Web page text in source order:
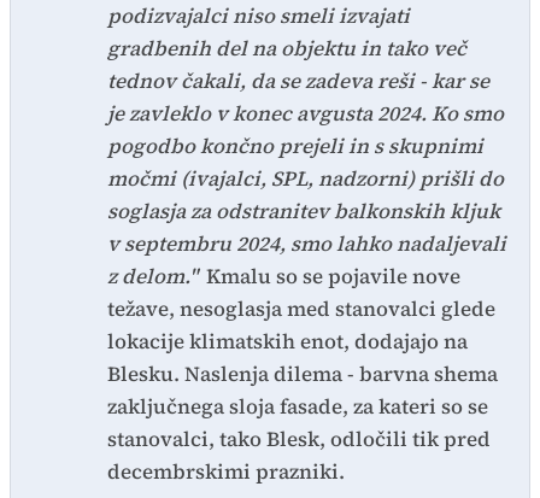
podizvajalci niso smeli izvajati
gradbenih del na objektu in tako več
tednov čakali, da se zadeva reši - kar se
je zavleklo v konec avgusta 2024. Ko smo
pogodbo končno prejeli in s skupnimi
močmi (ivajalci, SPL, nadzorni) prišli do
soglasja za odstranitev balkonskih kljuk
v septembru 2024, smo lahko nadaljevali
z delom." Kmalu so se pojavile nove
težave, nesoglasja med stanovalci glede
lokacije klimatskih enot, dodajajo na
Blesku. Naslenja dilema - barvna shema
zaključnega sloja fasade, za kateri so se
stanovalci, tako Blesk, odločili tik pred
decembrskimi prazniki.